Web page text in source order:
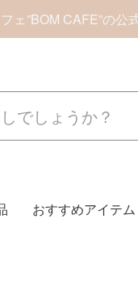
ェ”BOM CAFE”の公
おすすめアイテム